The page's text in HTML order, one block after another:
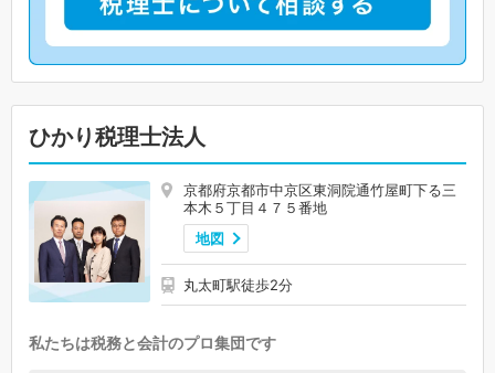
ひかり税理士法人
京都府京都市中京区東洞院通竹屋町下る三
本木５丁目４７５番地
地図
丸太町駅徒歩2分
私たちは税務と会計のプロ集団です